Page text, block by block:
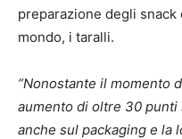
preparazione degli
mondo, i taralli.
“Nonostante il momento
aumento di oltre 30
anche sul packaging e la